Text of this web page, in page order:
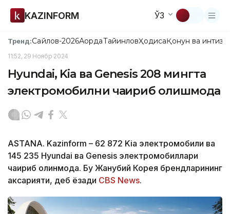
KAZINFORM ЎЗ
Тренд:Сайлов-2026АқордаТайинловҲодисаҚонун ва
11:52, 29 Ноябр 2024
Hyundai, Kia ва Genesis 208 мингта
электромобилни чақириб олишмоқда
ASTANA. Kazinform – 62 872 Kia электромобили ва
145 235 Hyundai ва Genesis электромобиллари
чақириб олинмоқда. Бу Жанубий Корея брендларининг
аксарияти, деб ёзади CBS News.